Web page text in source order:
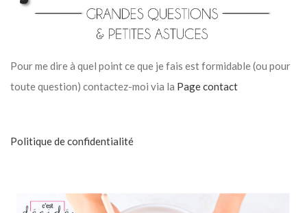
Pour me dire à quel point ce que je fais est formidable (ou pour
toute question) contactez-moi via la Page contact
Politique de confidentialité